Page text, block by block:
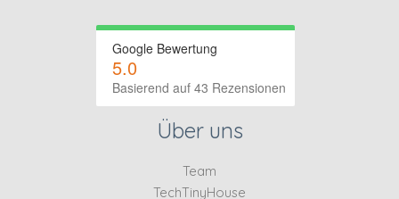
Google Bewertung
5.0
Basierend auf 43 Rezensionen
Über uns
Team
TechTinyHouse